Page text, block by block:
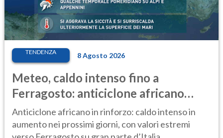
TENDENZA 8 Agosto 2026
Meteo, caldo intenso fino a
Ferragosto: anticiclone africano
ancora protagonista
Anticiclone africano in rinforzo: caldo intenso in
aumento nei prossimi giorni, con valori estremi